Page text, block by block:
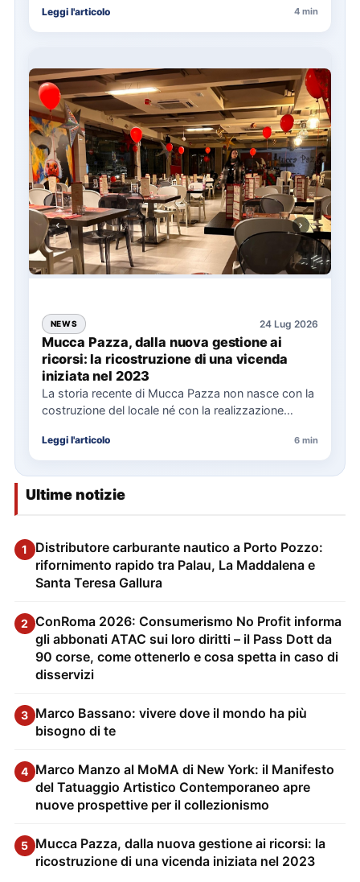
Leggi l'articolo 4 min
NEWS 24 Lug 2026
Mucca Pazza, dalla nuova gestione ai
ricorsi: la ricostruzione di una vicenda
iniziata nel 2023
La storia recente di Mucca Pazza non nasce con la
costruzione del locale né con la realizzazione
Leggi l'articolo 6 min
Ultime notizie
1
Distributore carburante nautico a Porto Pozzo:
rifornimento rapido tra Palau, La Maddalena e
Santa Teresa Gallura
2 ConRoma 2026: Consumerismo No Profit informa
gli abbonati ATAC sui loro diritti – il Pass Dott da
90 corse, come ottenerlo e cosa spetta in caso di
disservizi
3 Marco Bassano: vivere dove il mondo ha più
bisogno di te
4 Marco Manzo al MoMA di New York: il Manifesto
del Tatuaggio Artistico Contemporaneo apre
nuove prospettive per il collezionismo
5 Mucca Pazza, dalla nuova gestione ai ricorsi: la
ricostruzione di una vicenda iniziata nel 2023